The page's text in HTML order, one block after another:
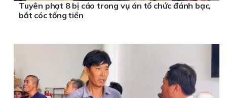
Tuyên phạt 8 bị cáo trong vụ án tổ chức đánh bạc,
bắt cóc tống tiền